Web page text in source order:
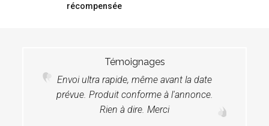
récompensée
Témoignages
Envoi ultra rapide, même avant la date
prévue. Produit conforme à l'annonce.
Rien à dire. Merci